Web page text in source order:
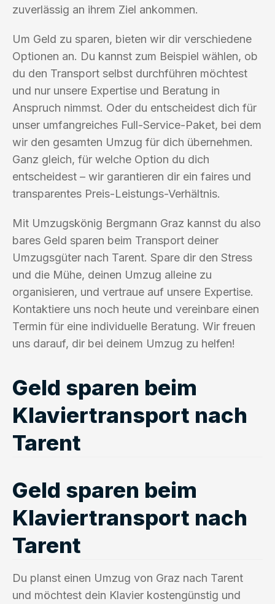
zuverlässig an ihrem Ziel ankommen.
Um Geld zu sparen, bieten wir dir verschiedene
Optionen an. Du kannst zum Beispiel wählen, ob
du den Transport selbst durchführen möchtest
und nur unsere Expertise und Beratung in
Anspruch nimmst. Oder du entscheidest dich für
unser umfangreiches Full-Service-Paket, bei dem
wir den gesamten Umzug für dich übernehmen.
Ganz gleich, für welche Option du dich
entscheidest – wir garantieren dir ein faires und
transparentes Preis-Leistungs-Verhältnis.
Mit Umzugskönig Bergmann Graz kannst du also
bares Geld sparen beim Transport deiner
Umzugsgüter nach Tarent. Spare dir den Stress
und die Mühe, deinen Umzug alleine zu
organisieren, und vertraue auf unsere Expertise.
Kontaktiere uns noch heute und vereinbare einen
Termin für eine individuelle Beratung. Wir freuen
uns darauf, dir bei deinem Umzug zu helfen!
Geld sparen beim
Klaviertransport nach
Tarent
Geld sparen beim
Klaviertransport nach
Tarent
Du planst einen Umzug von Graz nach Tarent
und möchtest dein Klavier kostengünstig und